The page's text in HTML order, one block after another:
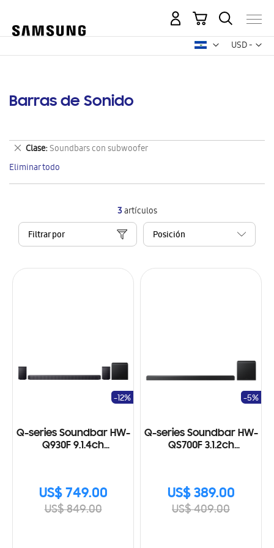
USD -
dólar
Mi carrito
Barras de Sonido
3artículos
Filtrar por
Q-series Soundbar HW-
Q930F 9.1.4ch
US$ 749.00
US$ 849.00
-12%
Q-series Soundbar HW-
QS700F 3.1.2ch
US$ 389.00
US$ 409.00
-5%
Clase Soundbars con subwoofer
Eliminar
este
artículo
Eliminar todo